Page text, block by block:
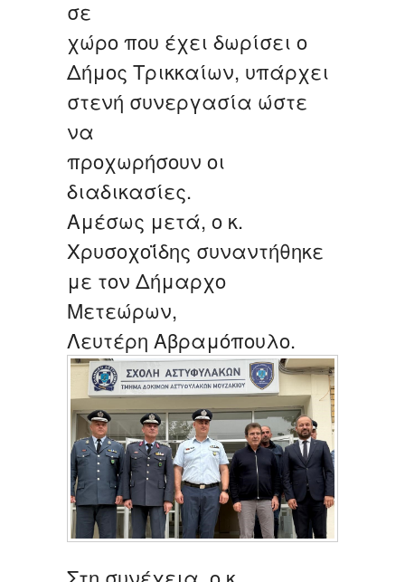
σε
χώρο που έχει δωρίσει ο
Δήμος Τρικκαίων, υπάρχει
στενή συνεργασία ώστε
να
προχωρήσουν οι
διαδικασίες.
Αμέσως μετά, ο κ.
Χρυσοχοΐδης συναντήθηκε
με τον Δήμαρχο
Μετεώρων,
Λευτέρη Αβραμόπουλο.